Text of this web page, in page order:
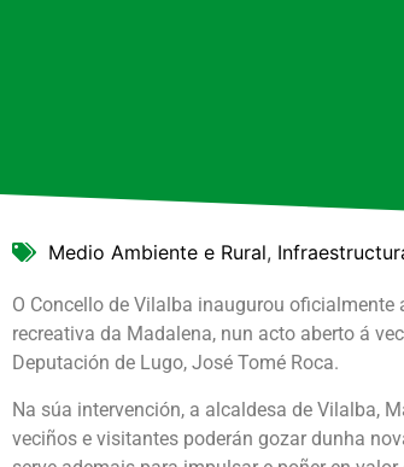
Medio Ambiente e Rural,
O Concello de Vilalba inaugurou
recreativa da Madalena, nun acto aberto á
Deputación de Lugo, José Tomé Roca.
Na súa intervención, a alcaldesa de Vilalba,
veciños e visitantes poderán gozar dunha